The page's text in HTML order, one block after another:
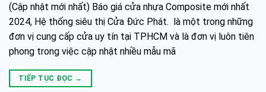
(Cập nhật mới nhất) Báo giá cửa nhựa Composite mới nhất
2024, Hệ thống siêu thị Cửa Đức Phát. là một trong những
đơn vị cung cấp cửa uy tín tại TPHCM và là đơn vị luôn tiên
phong trong việc cập nhật nhiều mẫu mã
TIẾP TỤC ĐỌC →